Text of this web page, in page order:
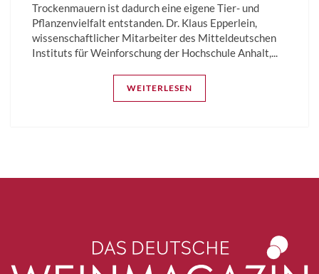
Trockenmauern ist dadurch eine eigene Tier- und
Pflanzenvielfalt entstanden. Dr. Klaus Epperlein,
wissenschaftlicher Mitarbeiter des Mitteldeutschen
Instituts für Weinforschung der Hochschule Anhalt,...
WEITERLESEN